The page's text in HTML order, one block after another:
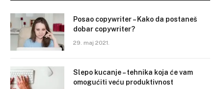
Posao copywriter – Kako da postaneš
dobar copywriter?
29. maj 2021.
Slepo kucanje – tehnika koja će vam
omogućiti veću produktivnost